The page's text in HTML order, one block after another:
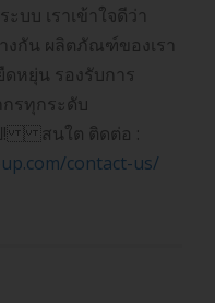
บบ เราเข้าใจดีว่า
งกัน ผลิตภัณฑ์ของเรา
หยุ่น รองรับการ
รทุกระดับ
ป! สนใต ติดต่อ :
contact-us/